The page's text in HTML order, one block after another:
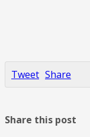
Tweet Share
Share this post